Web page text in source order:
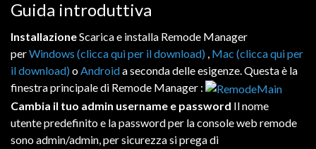
Guida introduttiva
InstallazioneScarica e installa Remode Manager
perWindows (clicca qui per il download) , Mac (clicca qui per
il download) oAndroida secondadelleesigenze.Questa è la
finestra principale di Remode Manager :
Cambia il tuo admin username e password Il nome
utentepredefinitoe lapasswordper laconsoleweb remode
sonoadmin/admin,persicurezzasi pregadi